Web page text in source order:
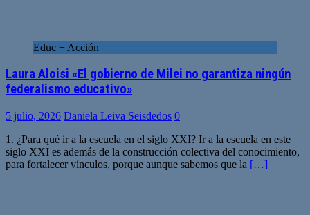
Educ + Acción
Laura Aloisi «El gobierno de Milei no garantiza ningún
federalismo educativo»
5 julio, 2026 Daniela Leiva Seisdedos 0
1. ¿Para qué ir a la escuela en el siglo XXI? Ir a la escuela en este
siglo XXI es además de la construcción colectiva del conocimiento,
para fortalecer vínculos, porque aunque sabemos que la […]